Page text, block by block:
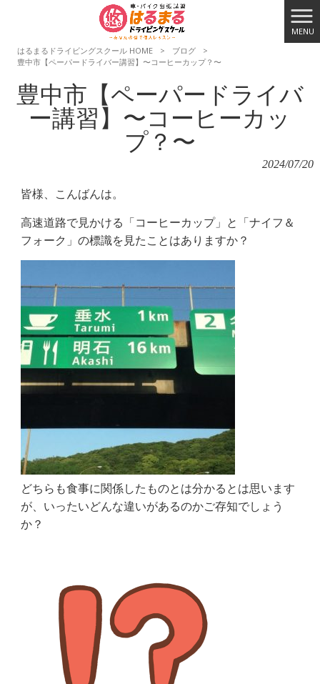
MENU
はるまるドライビングスクール HOME
> ブログ
>
豊中市【ペーパードライバー講習】〜コーヒーカップ？〜
豊中市【ペーパードライバ
ー講習】〜コーヒーカッ
プ？〜
2024/07/20
皆様、こんばんは。
高速道路で見かける「コーヒーカップ」と「ナイフ＆
フォーク」の標識を見たことはありますか？
どちらも食事に関係したものとは分かるとは思います
が、いったいどんな違いがあるのかご存知でしょう
か？